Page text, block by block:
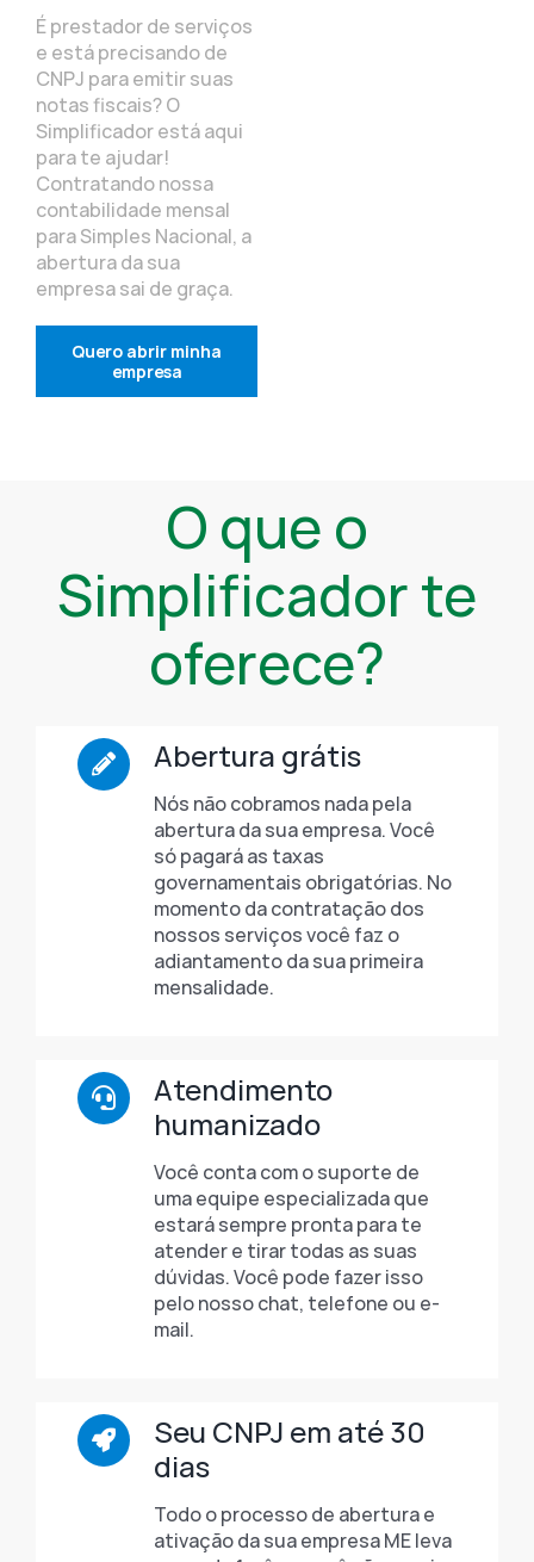
É prestador de serviços
e está precisando de
CNPJ para emitir suas
notas fiscais? O
Simplificador está aqui
para te ajudar!
Contratando nossa
contabilidade mensal
para Simples Nacional, a
abertura da sua
empresa sai de graça.
Quero abrir minha
empresa
O que o
Simplificador te
oferece?
Abertura grátis
Nós não cobramos nada pela
abertura da sua empresa. Você
só pagará as taxas
governamentais obrigatórias. No
momento da contratação dos
nossos serviços você faz o
adiantamento da sua primeira
mensalidade.
Atendimento
humanizado
Você conta com o suporte de
uma equipe especializada que
estará sempre pronta para te
atender e tirar todas as suas
dúvidas. Você pode fazer isso
pelo nosso chat, telefone ou e-
mail.
Seu CNPJ em até 30
dias
Todo o processo de abertura e
ativação da sua empresa ME leva